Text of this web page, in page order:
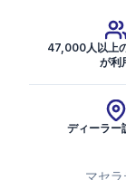
47,000人以上
が利
ディーラー
マセ